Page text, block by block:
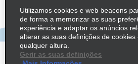
Agências
Empresa
Utilizamos cookies e web beacons
de forma a memorizar as suas
experiência e adaptar os anúncios
alterar as suas definições de cookies
qualquer altura.
Gerir as suas definições